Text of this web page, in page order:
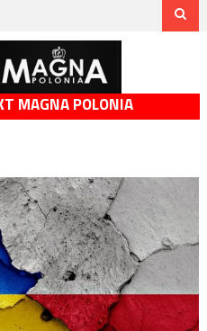
MAGNA POLONIA